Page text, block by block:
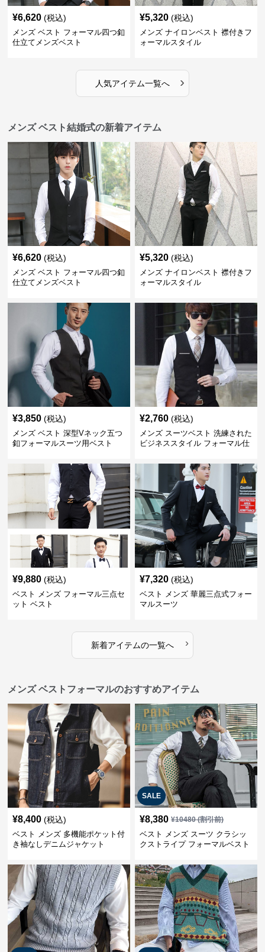
¥6,620 (税込)
メンズ ベスト フォーマル四つ釦
仕立てメンズベスト
¥5,320 (税込)
メンズ ナイロンベスト 襟付きフ
ォーマルスタイル
人気アイテム一覧へ ›
メンズ ベスト結婚式の新着アイテム
¥6,620 (税込)
メンズ ベスト フォーマル四つ釦
仕立てメンズベスト
¥5,320 (税込)
メンズ ナイロンベスト 襟付きフ
ォーマルスタイル
¥3,850 (税込)
メンズ ベスト 深型Vネック五つ
釦フォーマルスーツ用ベスト
¥2,760 (税込)
メンズ スーツベスト 洗練された
ビジネススタイル フォーマル仕
¥9,880 (税込)
ベスト メンズ フォーマル三点セ
ット ベスト
¥7,320 (税込)
ベスト メンズ 華麗三点式フォー
マルスーツ
新着アイテムの一覧へ ›
メンズ ベストフォーマルのおすすめアイテム
¥8,400 (税込)
ベスト メンズ 多機能ポケット付
き袖なしデニムジャケット
SALE
¥8,380 ¥10480(割引前)
ベスト メンズ スーツ クラシッ
クストライプ フォーマルベスト